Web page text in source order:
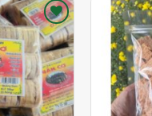
đến
52.000₫
Thích